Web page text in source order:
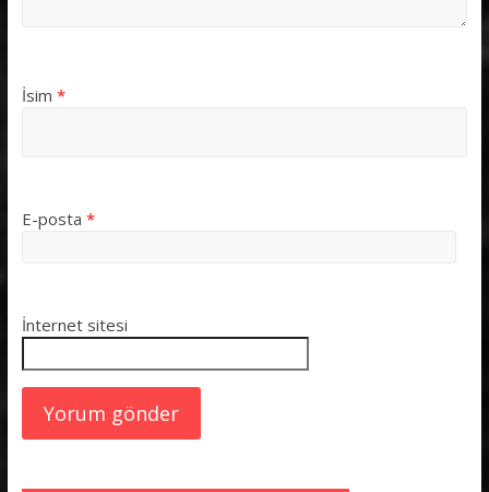
İsim *
E-posta *
İnternet sitesi